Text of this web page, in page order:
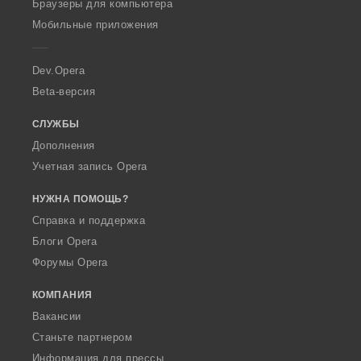
p
a
Браузеры для компьютера
Мобильные приложения
Dev.Opera
Beta-версия
СЛУЖБЫ
Дополнения
Учетная запись Opera
НУЖНА ПОМОЩЬ?
Справка и поддержка
Блоги Opera
Форумы Opera
КОМПАНИЯ
Вакансии
Станьте партнером
Информация для прессы